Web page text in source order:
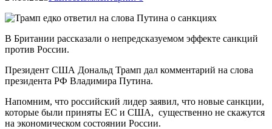
В Британии рассказали о непредсказуемом эффекте санкций
против России.
Президент США Дональд Трамп дал комментарий на слова
президента РФ Владимира Путина.
Напомним, что российский лидер заявил, что новые санкции,
которые были приняты ЕС и США, существенно не скажутся
на экономическом состоянии России.